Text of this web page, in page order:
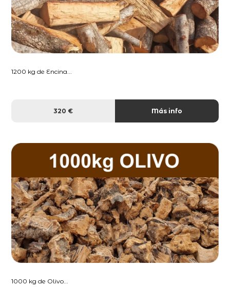
1200 kg de Encina...
320 € Más info
1000 kg de Olivo...